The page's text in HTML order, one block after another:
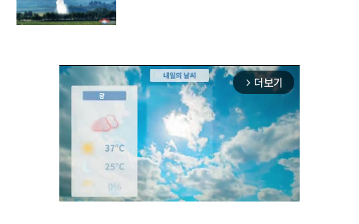
arrow_forward_ios 더보기